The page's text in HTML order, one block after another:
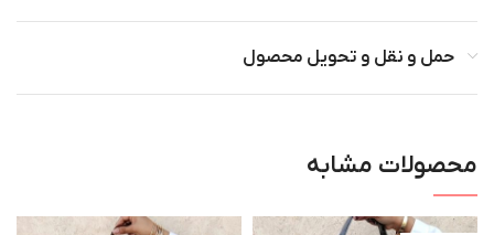
حمل و نقل و تحویل محصول
محصولات مشابه